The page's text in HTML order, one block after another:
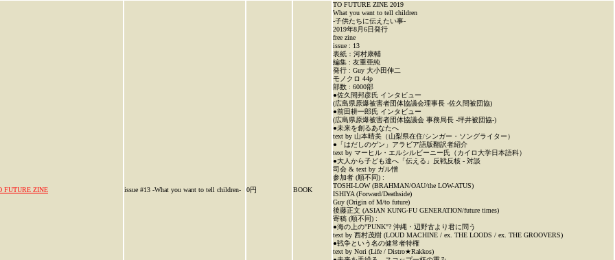
FUTURE ZINE issue #13 -What you want to tell children- 0円 BOOK
TO FUTURE ZINE 2019
What you want to tell children
-子供たちに伝えたい事-
2019年8月6日発行
free zine
issue : 13
表紙：河村康輔
編集 : 友重亜純
発行 : Guy 大小田伸二
モノクロ 44p
部数 : 6000部
●佐久間邦彦氏 インタビュー
(広島県原爆被害者団体協議会理事長 -佐久間被団協)
●前田耕一郎氏 インタビュー
(広島県原爆被害者団体協議会 事務局長 -坪井被団協-)
●未来を創るあなたへ
text by 山本晴美（山梨県在住/シンガー・ソングライター）
●「はだしのゲン」アラビア語版翻訳者紹介
text by マーヒル・エルシルビーニー氏（カイロ大学日本語科）
●大人から子ども達へ「伝える」反戦反核 - 対談
司会 & text by ガル憎
参加者 (順不同) :
TOSHI-LOW (BRAHMAN/OAU/the LOW-ATUS)
ISHIYA (Forward/Deathside)
Guy (Origin of M/to future)
後藤正文 (ASIAN KUNG-FU GENERATION/future times)
寄稿 (順不同) :
●海の上の"PUNK"? 沖縄・辺野古より君に問う
text by 西村茂樹 (LOUD MACHINE / ex. THE LOODS / ex. THE GROOVERS)
●戦争という名の健常者特権
text by Nori (Life / Distro★Rakkos)